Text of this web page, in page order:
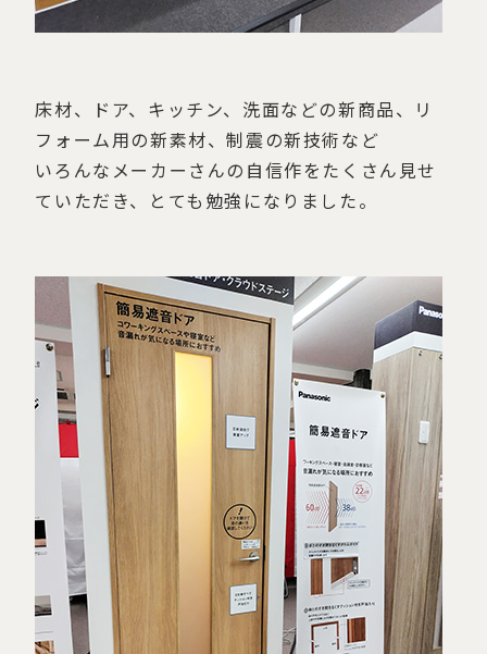
床材、ドア、キッチン、洗面などの新商品、リ
フォーム用の新素材、制震の新技術など
いろんなメーカーさんの自信作をたくさん見せ
ていただき、とても勉強になりました。